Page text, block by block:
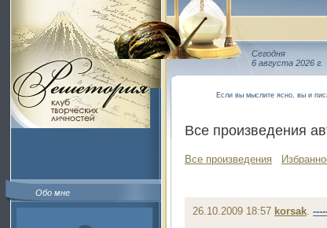
Обо мне
Сегодня
6 августа 2026 г.
Если вы мыслите ясно, вы и
Все произведения
Все произведения
26.10.2009 18:57 korsak.